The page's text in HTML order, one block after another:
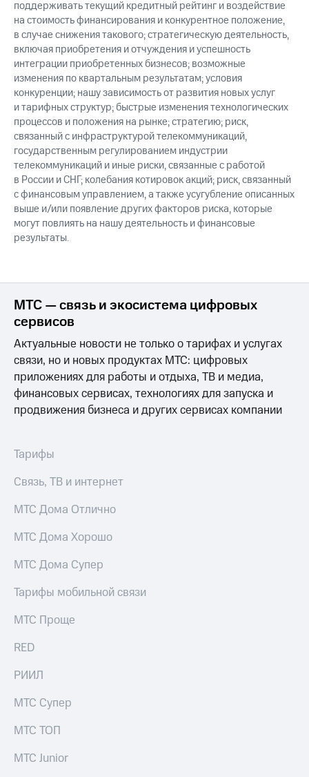
поддерживать текущий кредитный рейтинг и воздействие
на стоимость финансирования и конкурентное положение,
в случае снижения такового; стратегическую деятельность,
включая приобретения и отчуждения и успешность
интеграции приобретенных бизнесов; возможные
изменения по квартальным результатам; условия
конкуренции; нашу зависимость от развития новых услуг
и тарифных структур; быстрые изменения технологических
процессов и положения на рынке; стратегию; риск,
связанный с инфраструктурой телекоммуникаций,
государственным регулированием индустрии
телекоммуникаций и иные риски, связанные с работой
в России и СНГ; колебания котировок акций; риск, связанный
с финансовым управлением, а также усугубление описанных
выше и/или появление других факторов риска, которые
могут повлиять на нашу деятельность и финансовые
результаты.
МТС — связь и экосистема цифровых
сервисов
Актуальные новости не только о тарифах и услугах
связи, но и новых продуктах МТС: цифровых
приложениях для работы и отдыха, ТВ и медиа,
финансовых сервисах, технологиях для запуска и
продвижения бизнеса и других сервисах компании
Тарифы
Связь, ТВ и интернет
МТС Дома Отлично
МТС Дома Хорошо
МТС Дома Супер
Тарифы мобильной связи
МТС Проще
RED
РИИЛ
МТС Супер
МТС ТОП
МТС Junior